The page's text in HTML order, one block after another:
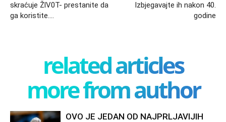
skraćuje ŽlV0T- prestanite da
ga koristite….
Izbjegavajte ih nakon 40.
godine
related articles
more from author
OVO JE JEDAN OD NAJPRLJAVIJIH